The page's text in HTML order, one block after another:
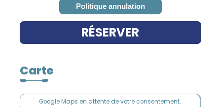
RÉSERVER
Carte
Google Maps en attente de votre consentement.